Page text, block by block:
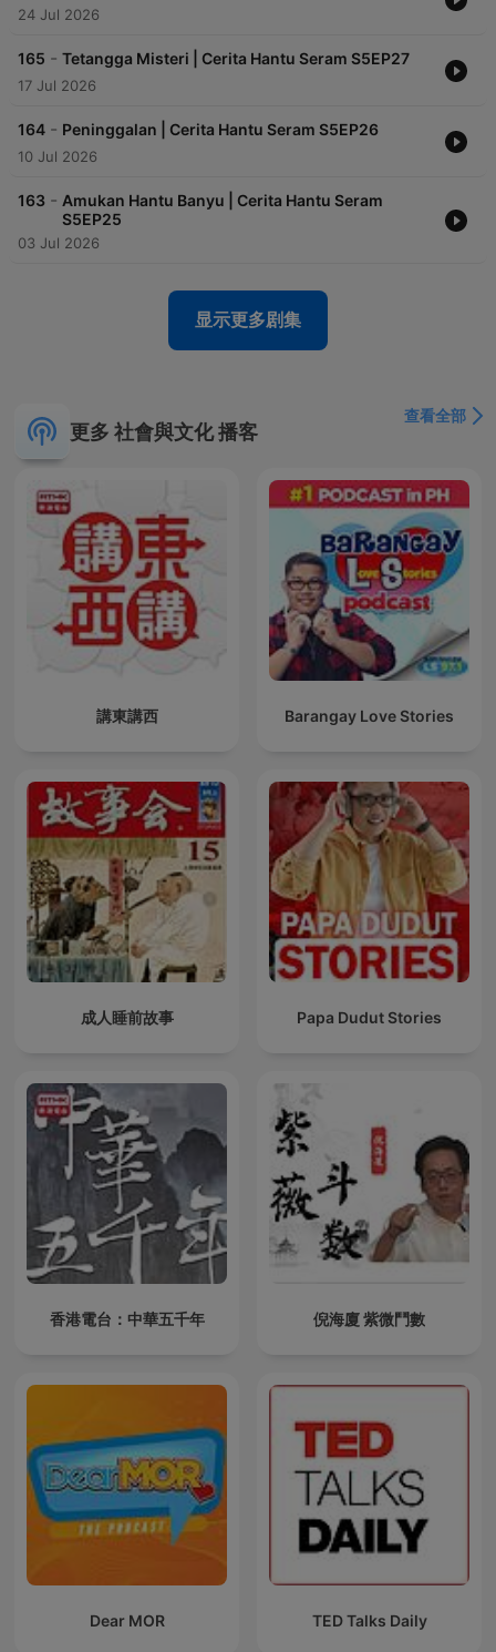
24 Jul 2026
165 - Tetangga Misteri | Cerita Hantu Seram S5EP27
17 Jul 2026
164 - Peninggalan | Cerita Hantu Seram S5EP26
10 Jul 2026
163 - Amukan Hantu Banyu | Cerita Hantu Seram
S5EP25
03 Jul 2026
显示更多剧集
更多 社會與文化 播客
查看全部
講東講西 Barangay Love Stories
成人睡前故事 Papa Dudut Stories
香港電台：中華五千年 倪海廈 紫微鬥數
Dear MOR TED Talks Daily